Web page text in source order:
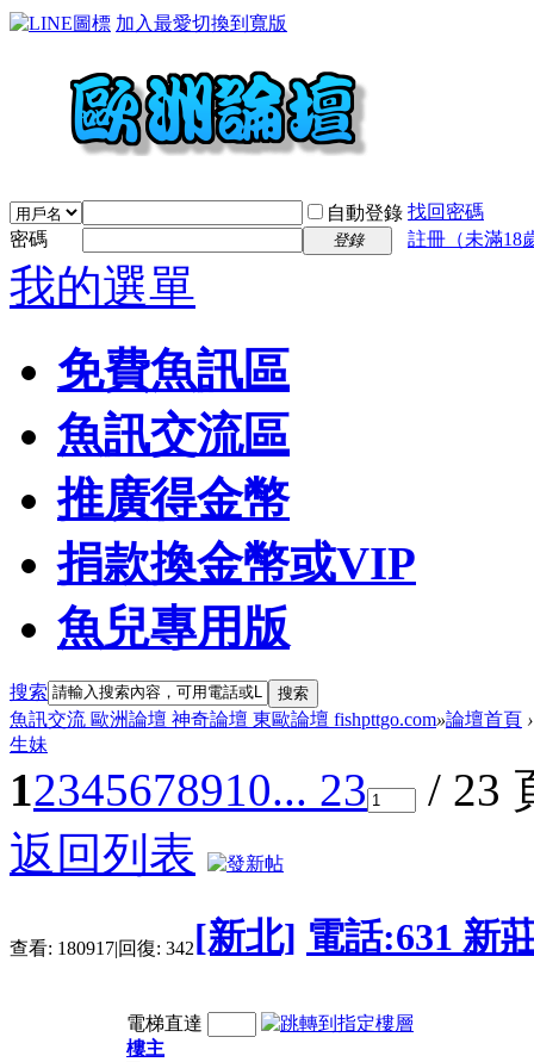
加入最愛切換到寬版
自動登錄 找回密碼
密碼
登錄 註冊（未滿18
我的選單
免費魚訊區
魚訊交流區
推廣得金幣
捐款換金幣或VIP
魚兒專用版
搜索 搜索
魚訊交流 歐洲論壇 神奇論壇 東歐論壇 fishpttgo.com»論壇首頁 ›
生妹
12345678910... 23
/ 23
返回列表
查看: 180917|回復: 342[新北] 電話:631 新
電梯直達
樓主